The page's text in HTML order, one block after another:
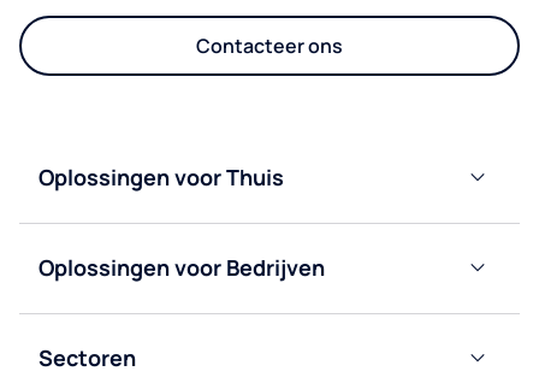
Contacteer ons
Oplossingen voor Thuis
Waterontharders
Waterfiltersystemen
Flessenwaterkoelers
Oplossingen voor Bedrijven
Waterkoelers
Multifunctionele
Sectoren